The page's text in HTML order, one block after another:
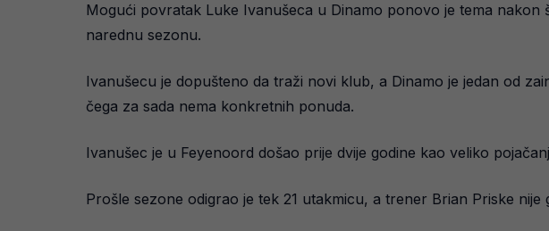
Mogući povratak Luke Ivanušeca u Dinamo ponovo je tema
narednu sezonu.
Ivanušecu je dopušteno da traži novi klub, a Dinamo je jedan od
čega za sada nema konkretnih ponuda.
Ivanušec je u Feyenoord došao prije dvije godine kao veliko
Prošle sezone odigrao je tek 21 utakmicu, a trener Brian Priske